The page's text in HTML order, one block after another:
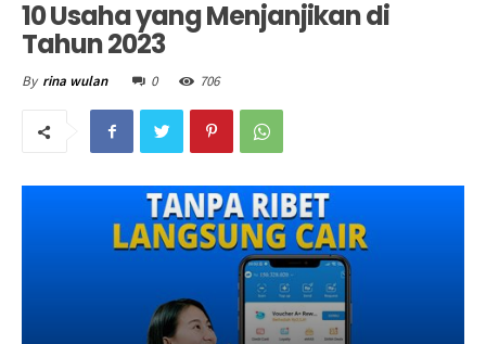
10 Usaha yang Menjanjikan di
Tahun 2023
By rina wulan 0 706